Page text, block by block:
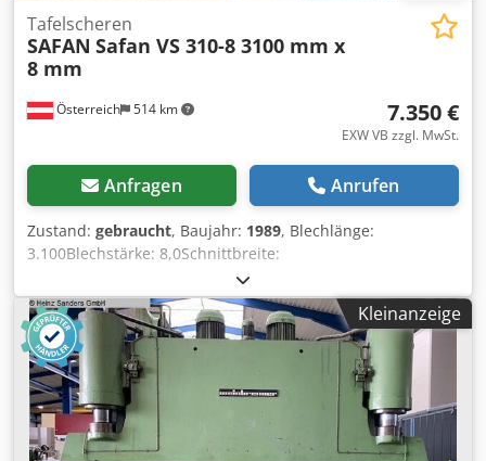
Österreich 514 km
Tafelscheren
SAFAN Safan VS 310-8 3100 mm x
8 mm
7.350 €
EXW VB zzgl. MwSt.
Anfragen Anrufen
Zustand: gebraucht, Baujahr: 1989, Blechlänge:
3.100Blechstärke: 8,0Schnittbreite:
3100Gesamtleistungsbedarf: 11Gewicht ca.:
7500Abmessung (LxBxH): 4180 x 2150 x 2000 Technische
Daten: Blechstärke: 8 mm Dedpfxeru Un He Ankswa
Schnittlänge: 3.100 mm Hinteranschlag: motorisch 1.000
mm Schnittspaltverstellung 11 KW
Kleinanzeige